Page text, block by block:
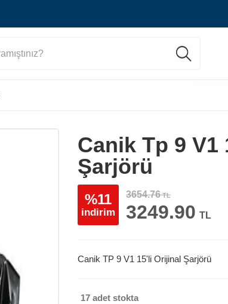
Canik Tp 9
Şarjörü
%11
indirim
3654.76TL
3249.90 TL
Canik TP 9 V1 15'li Orijinal Şarjörü
17 adet stokta